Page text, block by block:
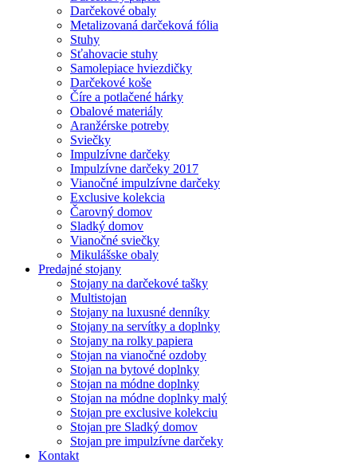
Darčekové obaly
Metalizovaná darčeková fólia
Stuhy
Sťahovacie stuhy
Samolepiace hviezdičky
Darčekové koše
Číre a potlačené hárky
Obalové materiály
Aranžérske potreby
Sviečky
Impulzívne darčeky
Impulzívne darčeky 2017
Vianočné impulzívne darčeky
Exclusive kolekcia
Čarovný domov
Sladký domov
Vianočné sviečky
Mikulášske obaly
Predajné stojany
Stojany na darčekové tašky
Multistojan
Stojany na luxusné denníky
Stojany na servítky a doplnky
Stojany na rolky papiera
Stojan na vianočné ozdoby
Stojan na bytové doplnky
Stojan na módne doplnky
Stojan na módne doplnky malý
Stojan pre exclusive kolekciu
Stojan pre Sladký domov
Stojan pre impulzívne darčeky
Kontakt